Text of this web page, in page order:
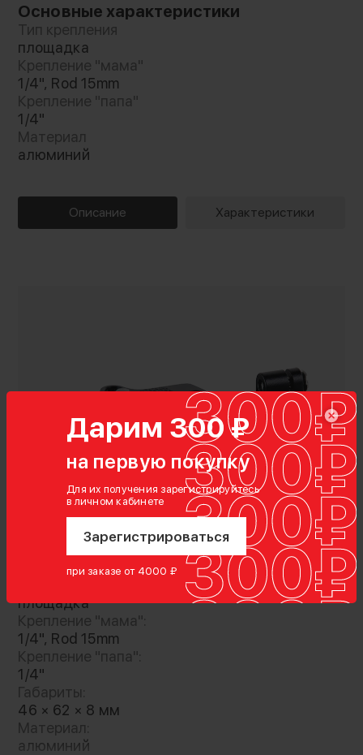
Дарим 300 ₽
на первую покупку
Для их получения зарегистрируйтесь
в личном кабинете
Зарегистрироваться
при заказе от 4000 ₽
Основные характеристики
Тип крепления
площадка
Крепление "мама"
1/4", Rod 15mm
Крепление "папа"
1/4"
Материал
алюминий
Описание Характеристики
Базовая площадка с креплением для
установки направляющей 15мм, что
позволяет добавить к конструкции мотор
системы follow focus. Подходит для
объективов с диаметром до 95 мм
Характеристики
12 месяцев
площадка
Крепление "мама":
1/4", Rod 15mm
Крепление "папа":
1/4"
Габариты:
46 × 62 × 8 мм
Материал:
алюминий